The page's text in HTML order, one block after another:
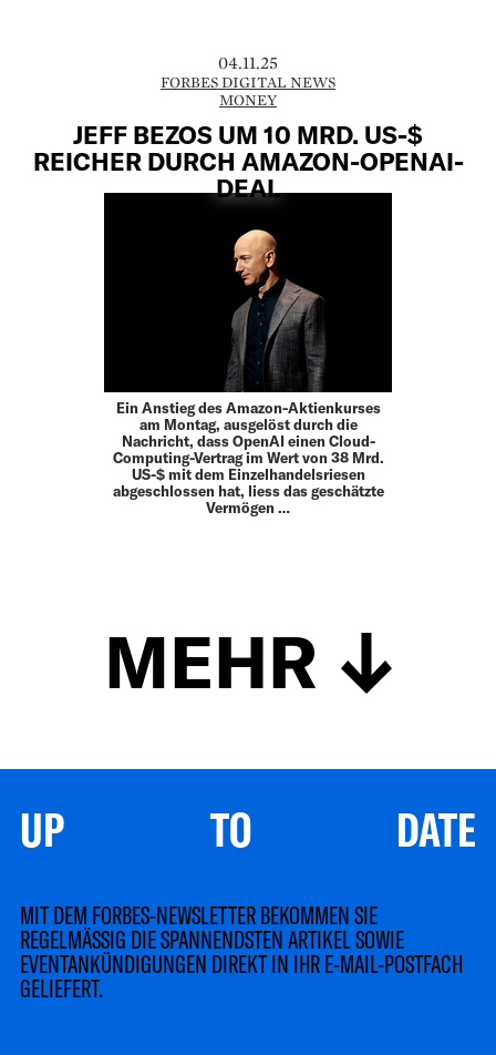
04.11.25
FORBES DIGITAL NEWS
MONEY
JEFF BEZOS UM 10 MRD. US-$
REICHER DURCH AMAZON-OPENAI-
DEAL
Ein Anstieg des Amazon-Aktienkurses
am Montag, ausgelöst durch die
Nachricht, dass OpenAI einen Cloud-
Computing-Vertrag im Wert von 38 Mrd.
US-$ mit dem Einzelhandelsriesen
abgeschlossen hat, liess das geschätzte
Vermögen …
MEHR
UP TO DATE
MIT DEM FORBES-NEWSLETTER BEKOMMEN SIE
REGELMÄSSIG DIE SPANNENDSTEN ARTIKEL SOWIE
EVENTANKÜNDIGUNGEN DIREKT IN IHR E-MAIL-POSTFACH
GELIEFERT.